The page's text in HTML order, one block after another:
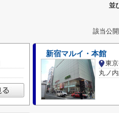
並
該当公
新宿マルイ・本館
東
丸ノ